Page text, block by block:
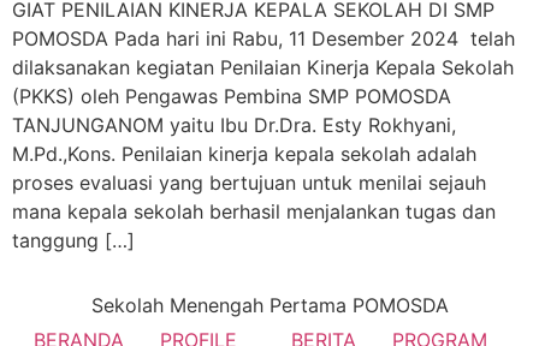
GIAT PENILAIAN KINERJA KEPALA SEKOLAH DI SMP
POMOSDA Pada hari ini Rabu, 11 Desember 2024 telah
dilaksanakan kegiatan Penilaian Kinerja Kepala Sekolah
(PKKS) oleh Pengawas Pembina SMP POMOSDA
TANJUNGANOM yaitu Ibu Dr.Dra. Esty Rokhyani,
M.Pd.,Kons. Penilaian kinerja kepala sekolah adalah
proses evaluasi yang bertujuan untuk menilai sejauh
mana kepala sekolah berhasil menjalankan tugas dan
tanggung […]
Sekolah Menengah Pertama POMOSDA
BERANDA
PROFILE BERITA PROGRAM